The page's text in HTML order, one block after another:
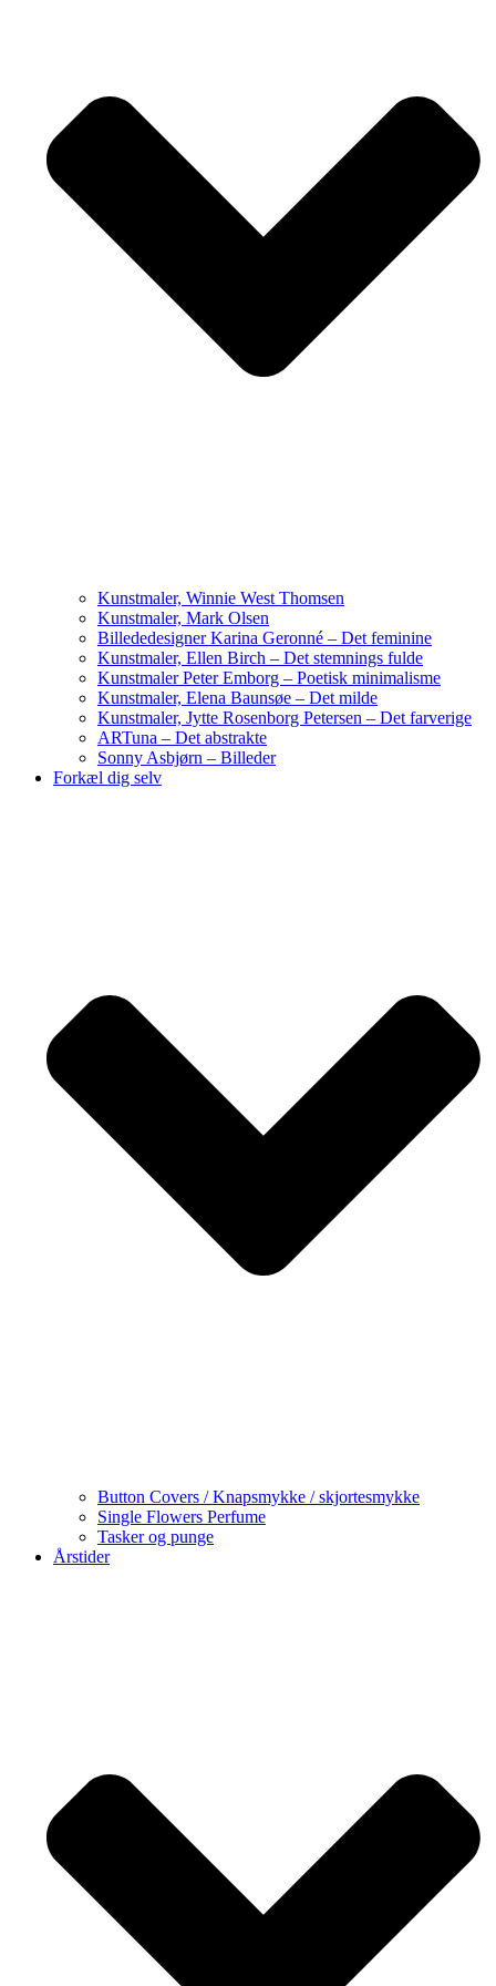
Kunstmaler, Winnie West Thomsen
Kunstmaler, Mark Olsen
Billededesigner Karina Geronné – Det feminine
Kunstmaler, Ellen Birch – Det stemnings fulde
Kunstmaler Peter Emborg – Poetisk minimalisme
Kunstmaler, Elena Baunsøe – Det milde
Kunstmaler, Jytte Rosenborg Petersen – Det farverige
ARTuna – Det abstrakte
Sonny Asbjørn – Billeder
Forkæl dig selv
Button Covers / Knapsmykke / skjortesmykke
Single Flowers Perfume
Tasker og punge
Årstider